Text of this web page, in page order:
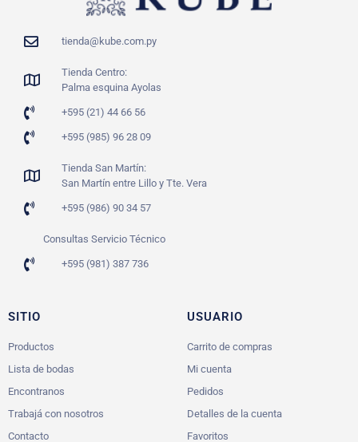
tienda@kube.com.py
Tienda Centro:
Palma esquina Ayolas
+595 (21) 44 66 56
+595 (985) 96 28 09
Tienda San Martín:
San Martín entre Lillo y Tte. Vera
+595 (986) 90 34 57
Consultas Servicio Técnico
+595 (981) 387 736
SITIO
Productos
Lista de bodas
Encontranos
Trabajá con nosotros
Contacto
USUARIO
Carrito de compras
Mi cuenta
Pedidos
Detalles de la cuenta
Favoritos